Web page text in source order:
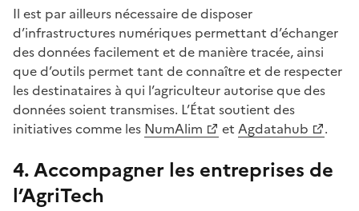
Il est par ailleurs nécessaire de disposer
d’infrastructures numériques permettant d’échanger
des données facilement et de manière tracée, ainsi
que d’outils permet tant de connaître et de respecter
les destinataires à qui l’agriculteur autorise que des
données soient transmises. L’État soutient des
initiatives comme les NumAlim et Agdatahub .
4. Accompagner les entreprises de
l’AgriTech